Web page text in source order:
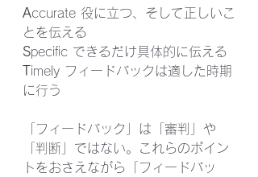
Accurate 役に立つ、そして正しいこ
とを伝える
Specific できるだけ具体的に伝える
imely フィードバックは適した時期
に行う
「フィードバック」は「審判」や
「判断」ではない。これらのポイン
トをおさえながら「フィードバッ